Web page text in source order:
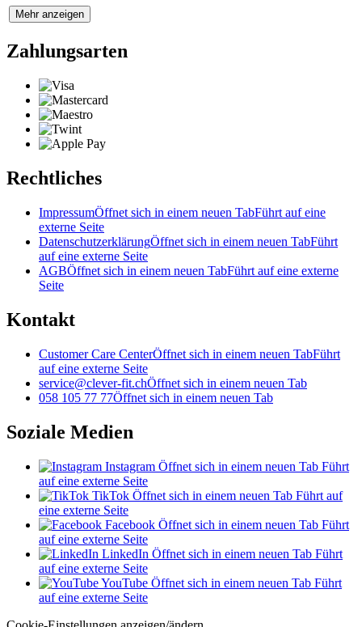
Mehr anzeigen
Zahlungsarten
Rechtliches
ImpressumÖffnet sich in einem neuen TabFührt auf eine
externe Seite
DatenschutzerklärungÖffnet sich in einem neuen TabFührt
auf eine externe Seite
AGBÖffnet sich in einem neuen TabFührt auf eine externe
Seite
Kontakt
Customer Care CenterÖffnet sich in einem neuen TabFührt
auf eine externe Seite
service@clever-fit.chÖffnet sich in einem neuen Tab
058 105 77 77Öffnet sich in einem neuen Tab
Soziale Medien
Instagram Öffnet sich in einem neuen Tab Führt
auf eine externe Seite
TikTok Öffnet sich in einem neuen Tab Führt auf
eine externe Seite
Facebook Öffnet sich in einem neuen Tab Führt
auf eine externe Seite
LinkedIn Öffnet sich in einem neuen Tab Führt
auf eine externe Seite
YouTube Öffnet sich in einem neuen Tab Führt
auf eine externe Seite